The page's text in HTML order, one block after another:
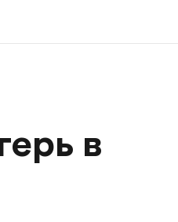
курсы и программы
EF
в